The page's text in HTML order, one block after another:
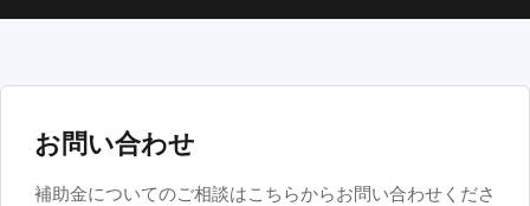
お問い合わせ
補助金についてのご相談はこちらからお問い合わせくださ